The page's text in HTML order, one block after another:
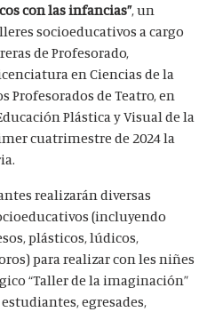
con lasinfancias”, un
socioeducativos a cargo
de Profesorado,
en Ciencias de la
Profesorados de Teatro, en
Plástica y Visual de la
cuatrimestre de 2024 la
realizarán diversas
(incluyendo
plásticos, lúdicos,
para realizar con les niñes
“Taller de la imaginación”
egresades,